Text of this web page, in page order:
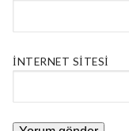
İNTERNET SITESI